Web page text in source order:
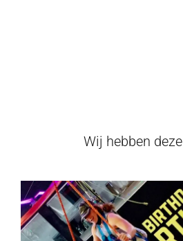
Wij hebben